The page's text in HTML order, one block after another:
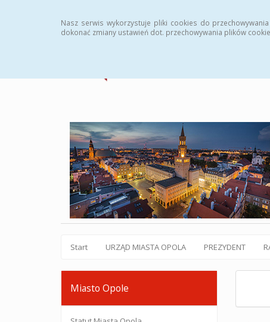
Nasz serwis wykorzystuje pliki cookies do
dokonać zmiany ustawień dot. przechowywania plików
Start URZĄD MIASTA OPOLA PREZYDENT
Miasto Opole